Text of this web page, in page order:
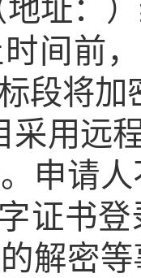
址：
间前
段将
采用远
申请
证书
解密